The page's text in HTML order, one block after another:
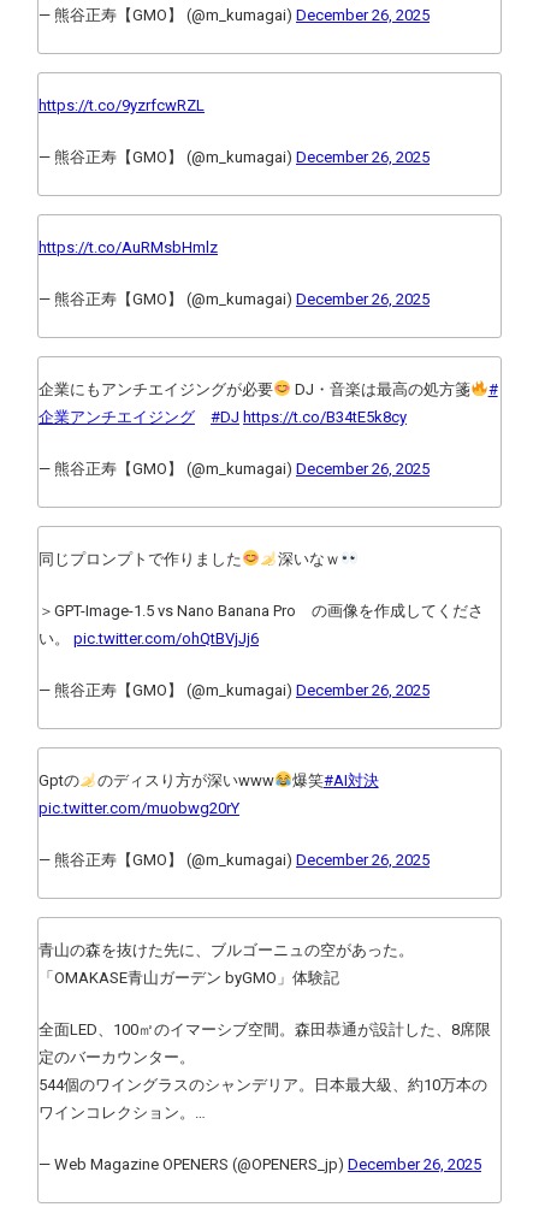
— 熊谷正寿【GMO】 (@m_kumagai) December 26, 2025
https://t.co/9yzrfcwRZL
— 熊谷正寿【GMO】 (@m_kumagai) December 26, 2025
https://t.co/AuRMsbHmlz
— 熊谷正寿【GMO】 (@m_kumagai) December 26, 2025
企業にもアンチエイジングが必要 DJ・音楽は最高の処方箋
#
企業アンチエイジング
#DJ https://t.co/B34tE5k8cy
— 熊谷正寿【GMO】 (@m_kumagai) December 26, 2025
同じプロンプトで作りました 深いなｗ
＞GPT-Image-1.5 vs Nano Banana Pro の画像を作成してくださ
い。 pic.twitter.com/ohQtBVjJj6
— 熊谷正寿【GMO】 (@m_kumagai) December 26, 2025
Gptの のディスり方が深いwww 爆笑#AI対決
pic.twitter.com/muobwg20rY
— 熊谷正寿【GMO】 (@m_kumagai) December 26, 2025
青山の森を抜けた先に、ブルゴーニュの空があった。
「OMAKASE青山ガーデン byGMO」体験記
全面LED、100㎡のイマーシブ空間。森田恭通が設計した、8席限
定のバーカウンター。
544個のワイングラスのシャンデリア。日本最大級、約10万本の
ワインコレクション。…
— Web Magazine OPENERS (@OPENERS_jp) December 26, 2025